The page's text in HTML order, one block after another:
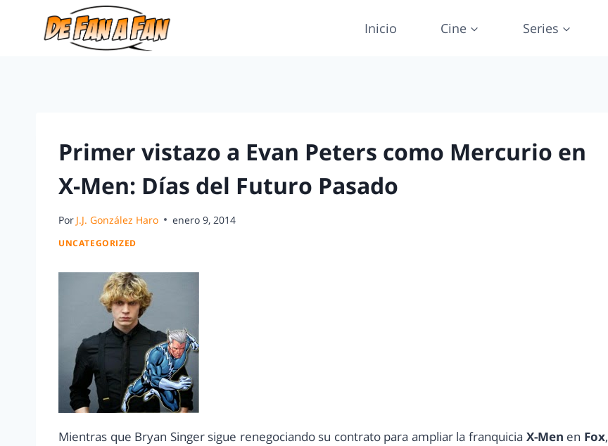
Inicio Cine Series
Primer vistazo a Evan Peters como Mercurio en
X-Men: Días del Futuro Pasado
Por J.J. González Haro enero 9, 2014
UNCATEGORIZED
Mientras que Bryan Singer sigue renegociando su contrato para ampliar la franquicia X-Men en Fox,